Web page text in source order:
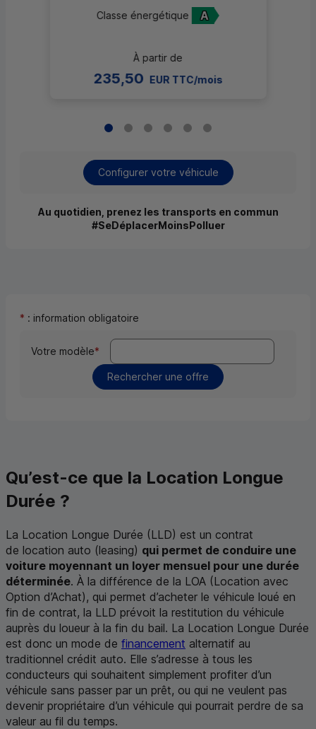
Classe énergétique A
À partir de
235,50 EUR TTC/mois
Configurer votre véhicule
Au quotidien, prenez les transports en commun
#SeDéplacerMoinsPolluer
* : information obligatoire
Votre modèle*
Rechercher une offre
Qu’est-ce que la Location Longue
Durée ?
La Location Longue Durée (LLD) est un contrat
de location auto (leasing) qui permet de conduire une
voiture moyennant un loyer mensuel pour une durée
déterminée. À la différence de la LOA (Location avec
Option d’Achat), qui permet d’acheter le véhicule loué en
fin de contrat, la LLD prévoit la restitution du véhicule
auprès du loueur à la fin du bail. La Location Longue Durée
est donc un mode de financement alternatif au
traditionnel crédit auto. Elle s’adresse à tous les
conducteurs qui souhaitent simplement profiter d’un
véhicule sans passer par un prêt, ou qui ne veulent pas
devenir propriétaire d’un véhicule qui pourrait perdre de sa
valeur au fil du temps.